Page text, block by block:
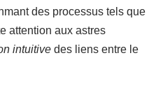
des processus tels que
attention aux astres
intuitive des liens entre le